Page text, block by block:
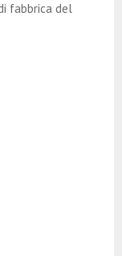
fabbrica del